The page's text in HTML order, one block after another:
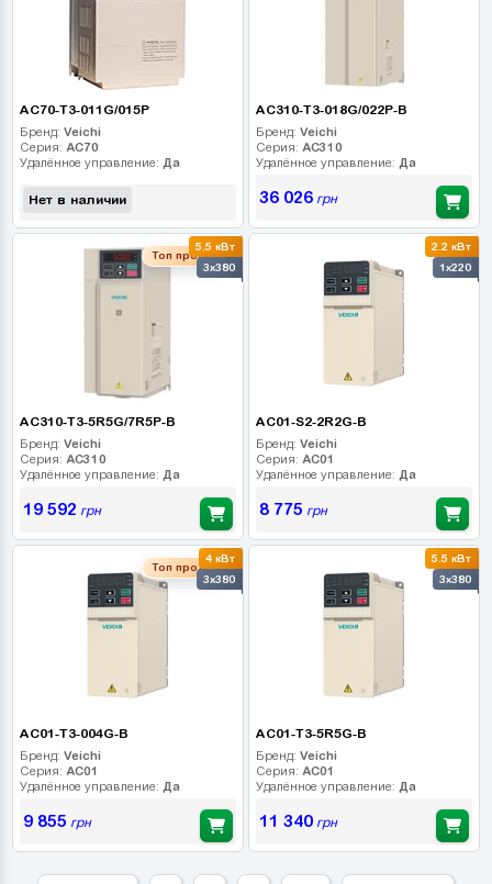
AC70-T3-011G/015P
Бренд: Veichi
Серия: AC70
Удалённое управление: Да
Нет в наличии
AC310-T3-018G/022P-B
Бренд: Veichi
Серия: AC310
Удалённое управление: Да
36 026грн
5.5 кВт
3x380
Топ продаж
AC310-T3-5R5G/7R5P-B
Бренд: Veichi
Серия: AC310
Удалённое управление: Да
19 592 грн
2.2 кВт
1x220
AC01-S2-2R2G-B
Бренд: Veichi
Серия: AC01
Удалённое управление: Да
8 775 грн
4 кВт
3x380
Топ продаж
AC01-T3-004G-B
Бренд: Veichi
Серия: AC01
Удалённое управление: Да
9 855 грн
5.5 кВт
3x380
AC01-T3-5R5G-B
Бренд: Veichi
Серия: AC01
Удалённое управление: Да
11 340грн